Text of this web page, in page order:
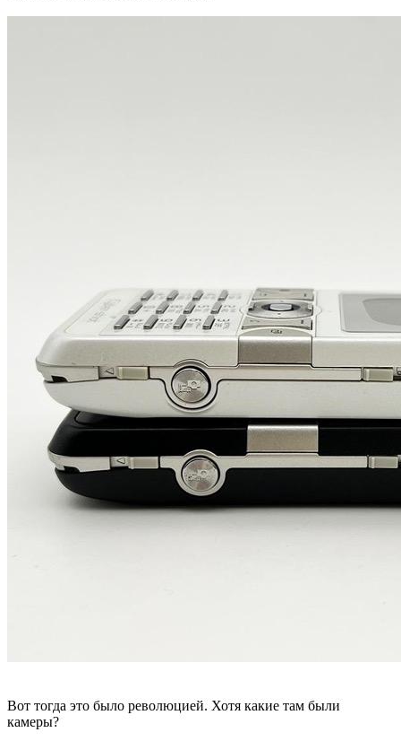
Вот тогда это было революцией. Хотя какие там были
камеры?